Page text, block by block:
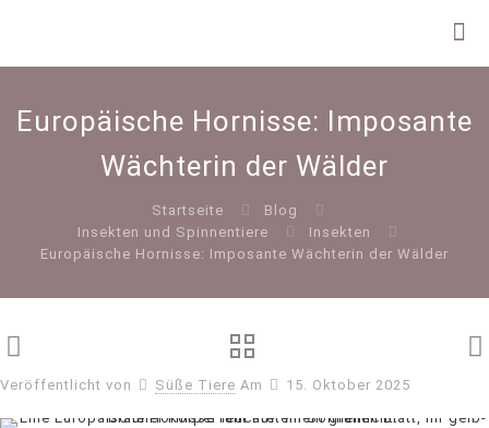
Europäische Hornisse: Imposante
Wächterin der Wälder
Startseite
Blog
Insekten und Spinnentiere
Insekten
Europäische Hornisse: Imposante Wächterin der Wälder
Veröffentlicht von Süße Tiere Am 15. Oktober 2025